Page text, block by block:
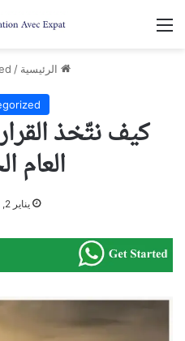
القائمة
الرئيسية /
كيف نتّخذ
العام
يناير 2, 2023